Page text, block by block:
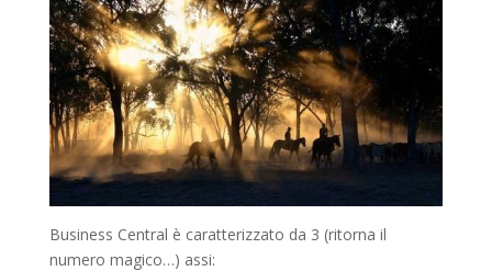
Business Central è caratterizzato da 3 (ritorna il
numero magico…) assi: